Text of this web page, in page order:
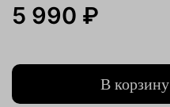
5 990 ₽
В корзину